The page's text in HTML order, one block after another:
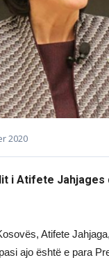
2020
i Atifete Jahjages
Atifete
ajo është e para